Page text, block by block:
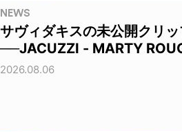
NEWS
サヴィダキスの未公開クリ
──JACUZZI - MARTY
2026.08.06